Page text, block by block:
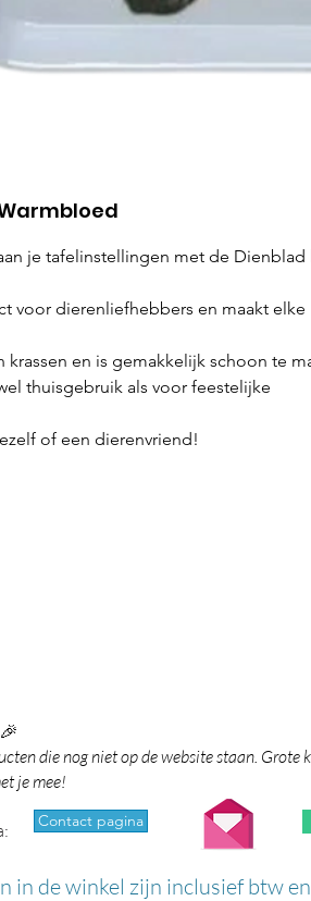
je tafelinstellingen met de Dienblad
voor dierenliefhebbers en maakt elke
en is gemakkelijk schoon te
thuisgebruik als voor feestelijke
of een dierenvriend!
die nog niet op de website staan. Grote
je mee!
Contact pagina
in de winkel zijn inclusief btw